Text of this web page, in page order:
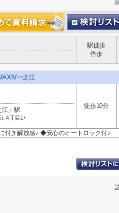
駅徒歩
停歩
一之江
江」駅
４丁目17
徒歩10分
き解放感♪ ◆安心のオートロック付♪